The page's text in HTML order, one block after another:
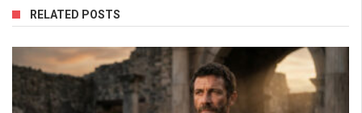
RELATED POSTS